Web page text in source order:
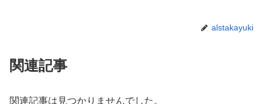
alstakayuki
関連記事
関連記事は見つかりませんでした。